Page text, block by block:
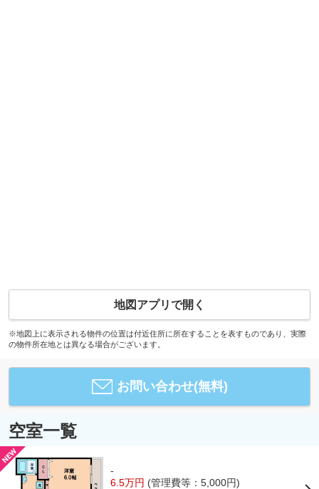
地図アプリで開く
※地図上に表示される物件の位置は付近住所に所在することを表すものであり、実際
の物件所在地とは異なる場合がございます。
お問い合わせ(無料)
空室一覧
-
6.5万円 (管理費等：5,000円)